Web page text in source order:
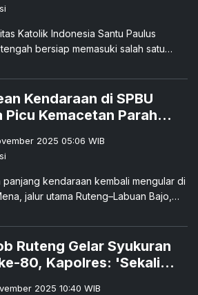
Katolik Indonesia Santu Paulus
bersiap memasuki salah satu
Kendaraan di SPBU
Picu Kemacetan Parah
Betindak Cepat
2025 05:06 WIB
panjang kendaraan kembali mengular di
jalur utama Ruteng–Labuan Bajo,
Ruteng Gelar Syukuran
80, Kapolres: 'Sekali
2025 10:40 WIB